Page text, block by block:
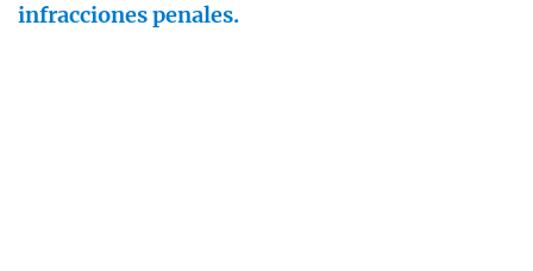
infracciones penales.